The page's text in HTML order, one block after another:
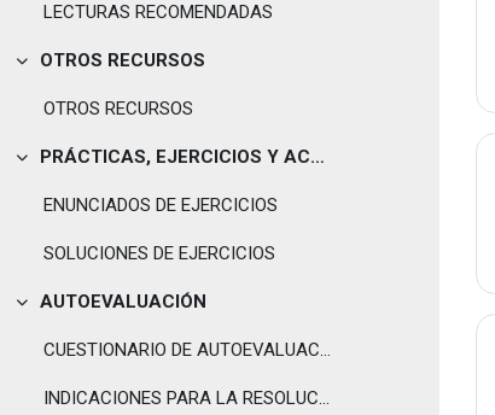
LECTURAS RECOMENDADAS
Tolestu
OTROS RECURSOS
OTROS RECURSOS
Tolestu
PRÁCTICAS, EJERCICIOS Y ACTIVIDADES
ENUNCIADOS DE EJERCICIOS
SOLUCIONES DE EJERCICIOS
Tolestu
AUTOEVALUACIÓN
CUESTIONARIO DE AUTOEVALUACIÓN
INDICACIONES PARA LA RESOLUCIÓN DE LOS EJERCICIOS